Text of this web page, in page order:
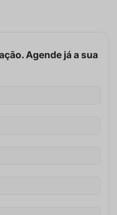
Agende já a sua